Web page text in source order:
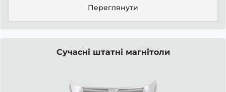
Переглянути
Сучасні штатні магнітоли